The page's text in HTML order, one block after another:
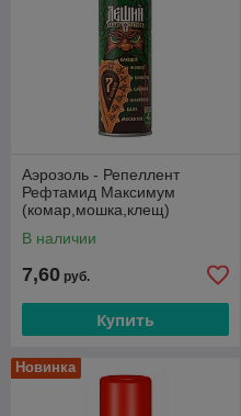
Аэрозоль - Репеллент
Рефтамид Максимум
(комар,мошка,клещ)
В наличии
7,60 руб.
Купить
Новинка